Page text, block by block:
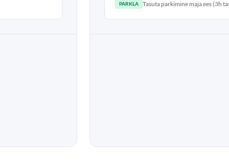
PARKLA Tasuta parkimine maja ees (3h